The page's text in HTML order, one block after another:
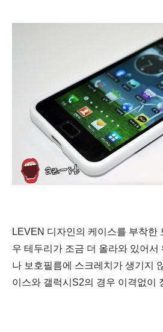
LEVEN 디자인의 케이스를 부착한
우 테두리가 조금 더 올라와 있어서
나 보호필름에 스크레치가 생기지
이스와 갤럭시S2의 경우 이격없이